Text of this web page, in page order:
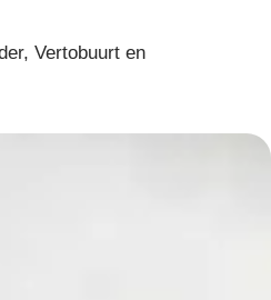
Vertobuurt en